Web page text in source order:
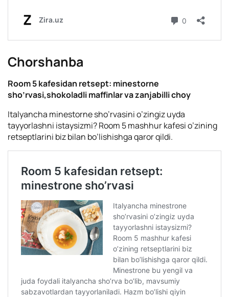
Сhorshanba
Room 5 kafesidan retsept: minestorne
sho’rvasi,shokoladli maffinlar va zanjabilli choy
Italyancha minestorne sho’rvasini o’zingiz uyda
tayyorlashni istaysizmi? Room 5 mashhur kafesi o’zining
retseptlarini biz bilan bo’lishishga qaror qildi.